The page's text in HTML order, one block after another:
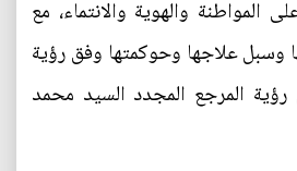
المواطنة والهوية والانتماء، مع
وسبل علاجها وحوكمتها وفق رؤية
المرجع المجدد السيد محمد